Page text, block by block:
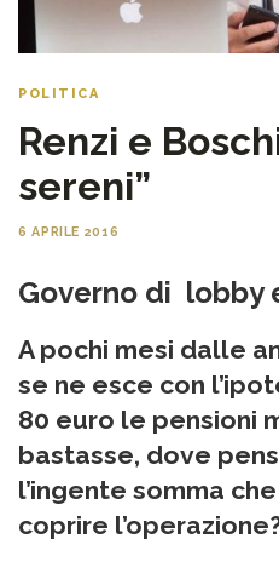
POLITICA
Renzi e
sereni”
6 APRILE 2016
Governo di lobby
A pochi mesi dalle
se ne esce con
80 euro le pensioni
bastasse, dove
l’ingente somma
coprire